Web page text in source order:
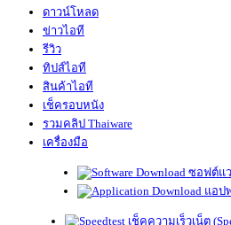
ดาวน์โหลด
ข่าวไอที
รีวิว
ทิปส์ไอที
สินค้าไอที
เช็ครอบหนัง
รวมคลิป Thaiware
เครื่องมือ
ซอฟต์แ
แอป
เช็คความเร็วเน็ต